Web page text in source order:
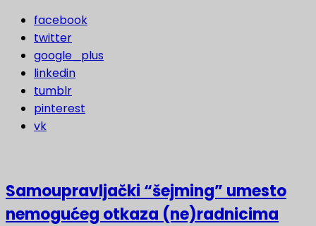
facebook
twitter
google_plus
linkedin
tumblr
pinterest
vk
Samoupravljački “šejming” umesto
nemogućeg otkaza (ne)radnicima